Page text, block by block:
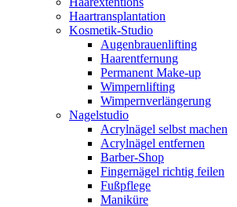
Haartransplantation
Kosmetik-Studio
Augenbrauenlifting
Haarentfernung
Permanent Make-up
Wimpernlifting
Wimpernverlängerung
Nagelstudio
Acrylnägel selbst machen
Acrylnägel entfernen
Barber-Shop
Fingernägel richtig feilen
Fußpflege
Maniküre